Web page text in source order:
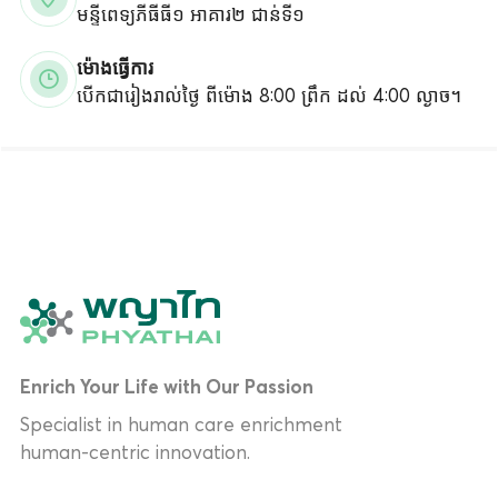
មន្ទីពេទ្យភីធីធី១ អាគារ២ ជាន់ទី១
ម៉ោងធ្វើការ
បើកជារៀងរាល់ថ្ងៃ ពីម៉ោង 8:00 ព្រឹក ដល់ 4:00 ល្ងាច។
Enrich Your Life with Our Passion
Specialist in human care enrichment
human-centric innovation.